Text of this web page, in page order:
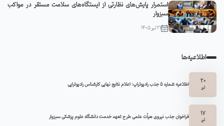
استمرار پایش‌های نظارتی از ایستگاه‌های سلامت مستقر در مواکب
سبزوار
21 تیر 1405
اطلاعیه‌ها
20
تیر اطلاعیه شماره 5 جذب رادیوتراپ: اعلام نتایج نهایی کارشناس رادیوتراپی
17
تیر فراخوان جذب نیروی هیأت علمی طرح تعهد خدمت دانشگاه علوم پزشکی سبزوار